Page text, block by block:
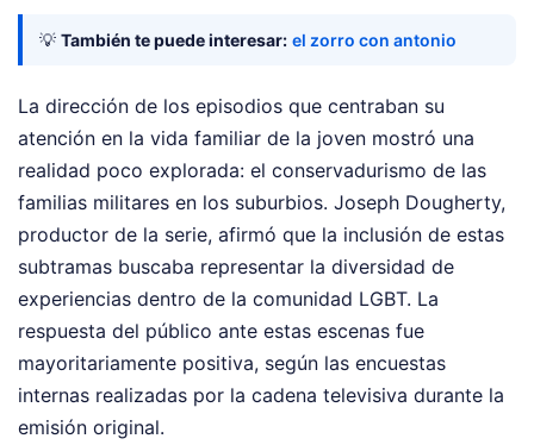
💡 También te puede interesar: el zorro con antonio
La dirección de los episodios que centraban su
atención en la vida familiar de la joven mostró una
realidad poco explorada: el conservadurismo de las
familias militares en los suburbios. Joseph Dougherty,
productor de la serie, afirmó que la inclusión de estas
subtramas buscaba representar la diversidad de
experiencias dentro de la comunidad LGBT. La
respuesta del público ante estas escenas fue
mayoritariamente positiva, según las encuestas
internas realizadas por la cadena televisiva durante la
emisión original.